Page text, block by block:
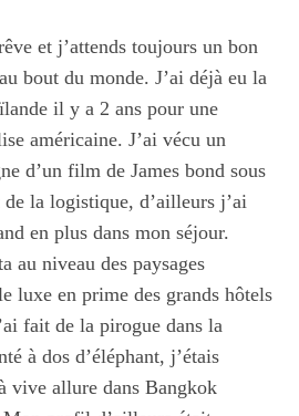
et j’attends toujours un bon
bout du monde. J’ai déjà eu la
il y a 2 ans pour une
américaine. J’ai vécu un
d’un film de James bond sous
de la logistique, d’ailleurs j’ai
en plus dans mon séjour.
au niveau des paysages
luxe en prime des grands hôtels
fait de la pirogue dans la
à dos d’éléphant, j’étais
vive allure dans Bangkok